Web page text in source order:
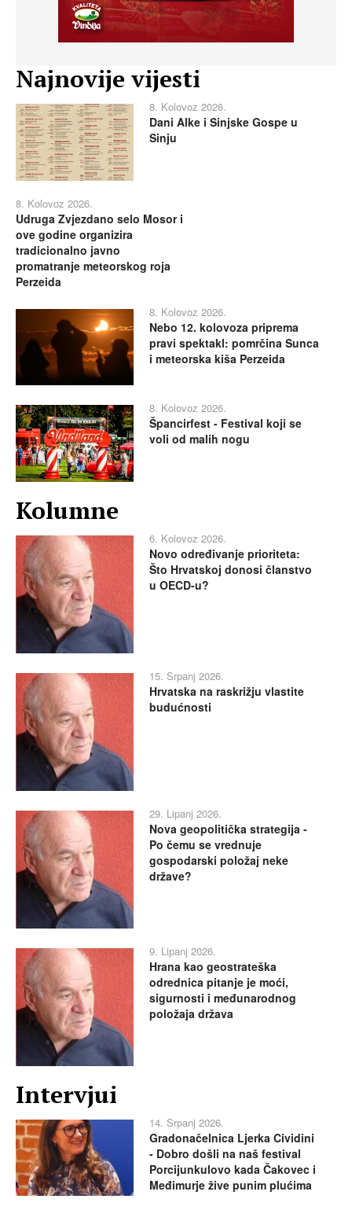
Najnovije vijesti
8. Kolovoz 2026.
Dani Alke i Sinjske Gospe u
Sinju
8. Kolovoz 2026.
Udruga Zvjezdano selo Mosor i
ove godine organizira
tradicionalno javno
promatranje meteorskog roja
Perzeida
8. Kolovoz 2026.
Nebo 12. kolovoza priprema
pravi spektakl: pomrčina Sunca
i meteorska kiša Perzeida
8. Kolovoz 2026.
Špancirfest - Festival koji se
voli od malih nogu
Kolumne
6. Kolovoz 2026.
Novo određivanje prioriteta:
Što Hrvatskoj donosi članstvo
u OECD-u?
15. Srpanj 2026.
Hrvatska na raskrižju vlastite
budućnosti
29. Lipanj 2026.
Nova geopolitička strategija -
Po čemu se vrednuje
gospodarski položaj neke
države?
9. Lipanj 2026.
Hrana kao geostrateška
odrednica pitanje je moći,
sigurnosti i međunarodnog
položaja država
Intervjui
14. Srpanj 2026.
Gradonačelnica Ljerka Cividini
- Dobro došli na naš festival
Porcijunkulovo kada Čakovec i
Međimurje žive punim plućima